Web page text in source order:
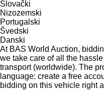
Slovački
Nizozemski
Portugalski
Švedski
Danski
At BAS World Auction,
we take care of all the
transport (worldwide). The
language: create a free
bidding on this vehicle right